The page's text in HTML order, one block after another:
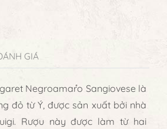
GIÁ
Negroamaro Sangiovese là
đỏ từ Ý, được sản xuất bởi nhà
Rượu này được làm từ hai